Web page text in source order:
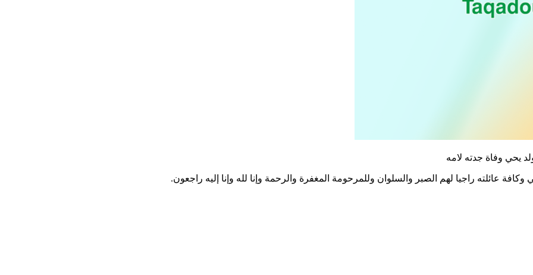
يحي وفاة جدته لامه
عائلته راجيا لهم الصبر والسلوان وللمرحومة المغفرة والرحمة وإنا لله وإنا إليه راجعون.